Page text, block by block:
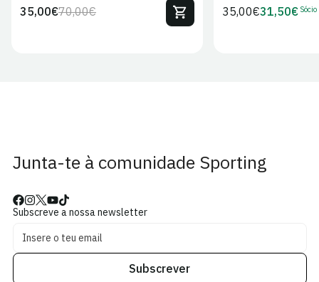
Preço
70,00€Preço
35,00€
Preço
35,00€Preço
31,50€ Sócio
Junta-te à comunidade Sporting
Subscreve a nossa newsletter
Subscrever